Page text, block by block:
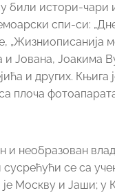
били истори-чари
спи-си:
„Жизниописанија
Јоакима
и других. Књига
плоча
и необразован
се са
Москву и Јаши; у